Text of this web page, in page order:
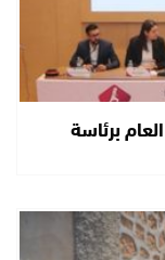
برئاسة